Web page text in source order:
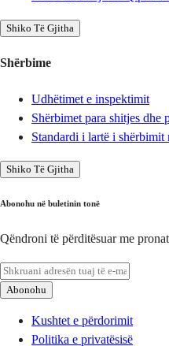
Shiko Të Gjitha
Shërbime
Udhëtimet e inspektimit
Shërbimet para shitjes dhe
Standardi i lartë i
Shiko Të Gjitha
Abonohu në buletinin tonë
Qëndroni të përditësuar me
Abonohu
Kushtet e përdorimit
Politika e privatësisë